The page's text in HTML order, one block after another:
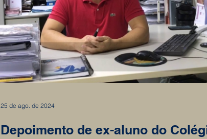
Depoimento de ex-aluno do
25 de ago. de 2024